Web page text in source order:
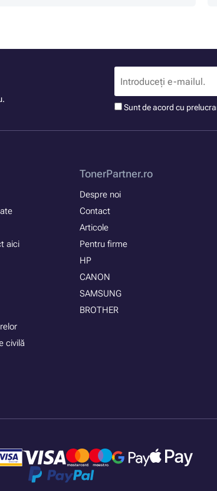
Sunt de acord cu
aici
civilă
TonerPartner.ro
Despre noi
Contact
Articole
Pentru firme
HP
CANON
SAMSUNG
BROTHER